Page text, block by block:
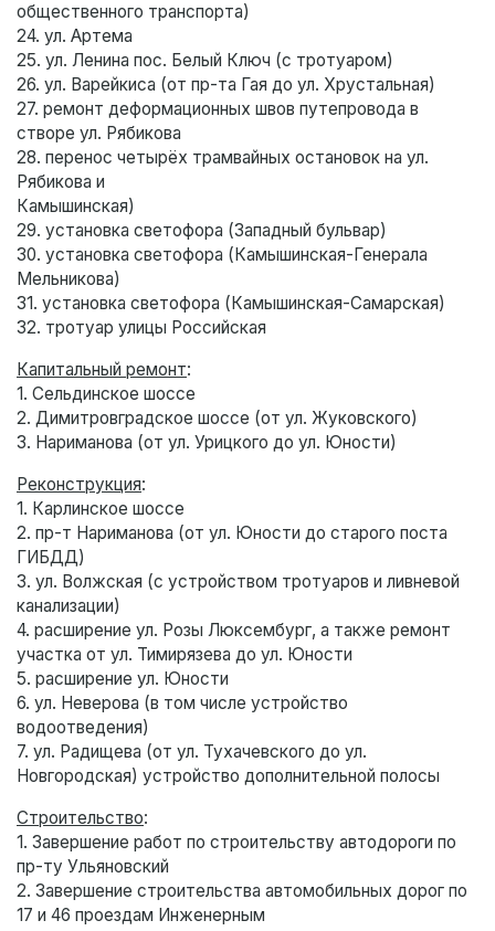
общественного транспорта)
24. ул. Артема
25. ул. Ленина пос. Белый Ключ (с тротуаром)
26. ул. Варейкиса (от пр-та Гая до ул. Хрустальная)
27. ремонт деформационных швов путепровода в
створе ул. Рябикова
28. перенос четырёх трамвайных остановок на ул.
Рябикова и
Камышинская)
29. установка светофора (Западный бульвар)
30. установка светофора (Камышинская-Генерала
Мельникова)
31. установка светофора (Камышинская-Самарская)
32. тротуар улицы Российская
Капитальный ремонт:
1. Сельдинское шоссе
2. Димитровградское шоссе (от ул. Жуковского)
3. Нариманова (от ул. Урицкого до ул. Юности)
Реконструкция:
1. Карлинское шоссе
2. пр-т Нариманова (от ул. Юности до старого поста
ГИБДД)
3. ул. Волжская (с устройством тротуаров и ливневой
канализации)
4. расширение ул. Розы Люксембург, а также ремонт
участка от ул. Тимирязева до ул. Юности
5. расширение ул. Юности
6. ул. Неверова (в том числе устройство
водоотведения)
7. ул. Радищева (от ул. Тухачевского до ул.
Новгородская) устройство дополнительной полосы
Строительство:
1. Завершение работ по строительству автодороги по
пр-ту Ульяновский
2. Завершение строительства автомобильных дорог по
17 и 46 проездам Инженерным